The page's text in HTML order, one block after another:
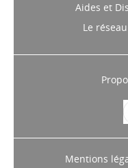
Aides et
Le
Mentions